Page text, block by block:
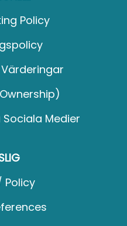
Policy
Medier
Policy